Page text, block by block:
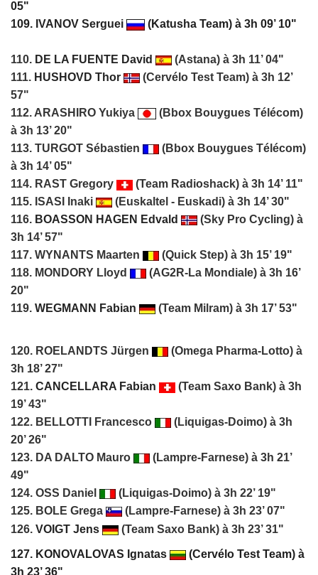
05"
109. IVANOV Serguei (Katusha Team) à 3h 09’ 10"
110. DE LA FUENTE David
(Astana) à 3h 11’ 04"
111. HUSHOVD Thor
(Cervélo Test Team) à 3h 12’
57"
112. ARASHIRO Yukiya
(Bbox Bouygues Télécom)
à 3h 13’ 20"
113. TURGOT Sébastien
(Bbox Bouygues Télécom)
à 3h 14’ 05"
114. RAST Gregory
(Team Radioshack) à 3h 14’ 11"
115. ISASI Inaki
(Euskaltel - Euskadi) à 3h 14’ 30"
116. BOASSON HAGEN Edvald
(Sky Pro Cycling) à
3h 14’ 57"
117. WYNANTS Maarten
(Quick Step) à 3h 15’ 19"
118. MONDORY Lloyd
(AG2R-La Mondiale) à 3h 16’
20"
119. WEGMANN Fabian (Team Milram) à 3h 17’ 53"
120. ROELANDTS Jürgen
(Omega Pharma-Lotto) à
3h 18’ 27"
121. CANCELLARA Fabian
(Team Saxo Bank) à 3h
19’ 43"
122. BELLOTTI Francesco
(Liquigas-Doimo) à 3h
20’ 26"
123. DA DALTO Mauro
(Lampre-Farnese) à 3h 21’
49"
124. OSS Daniel
(Liquigas-Doimo) à 3h 22’ 19"
125. BOLE Grega
(Lampre-Farnese) à 3h 23’ 07"
126. VOIGT Jens (Team Saxo Bank) à 3h 23’ 31"
127. KONOVALOVAS Ignatas
(Cervélo Test Team) à
3h 23’ 36"